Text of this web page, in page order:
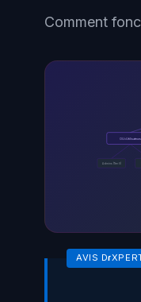
Comment
OU=Utilisateurs
Admins (Tier 0)